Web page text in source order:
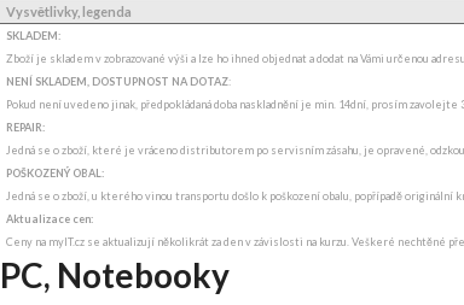
Vysvětlivky, legenda
SKLADEM:
Zboží je skladem v zobrazované výši a lze ho ihned objednat a dodat na Vámi určenou
NENÍ SKLADEM, DOSTUPNOST NA DOTAZ:
Pokud není uvedeno jinak, předpokládaná doba naskladnění je min. 14dní, prosím zavolejte
REPAIR:
Jedná se o zboží, které je vráceno distributorem po servisním zásahu, je opravené,
POŠKOZENÝ OBAL:
Jedná se o zboží, u kterého vinou transportu došlo k poškození obalu, popřípadě
Aktualizace cen:
Ceny na myIT.cz se aktualizují několikrát za den v závislosti na kurzu. Veškeré nechtěné
PC, Notebooky